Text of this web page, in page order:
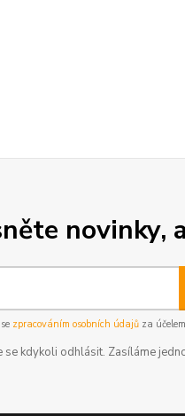
novinky,
zpracováním osobních údajůza
se kdykoli odhlásit. Zasíláme